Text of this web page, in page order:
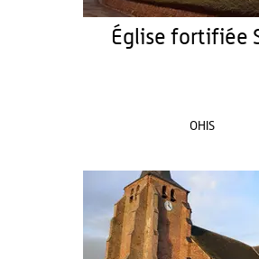
Église fortifiée
OHIS